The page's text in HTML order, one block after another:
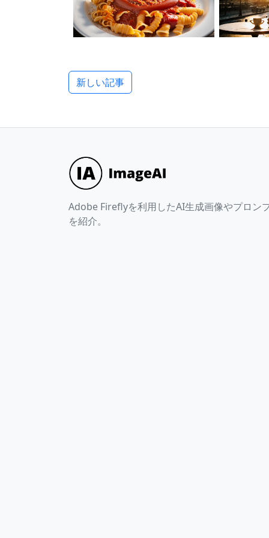
新しい記事
Adobe Fireflyを利用したAI生成画像やプロン
を紹介。